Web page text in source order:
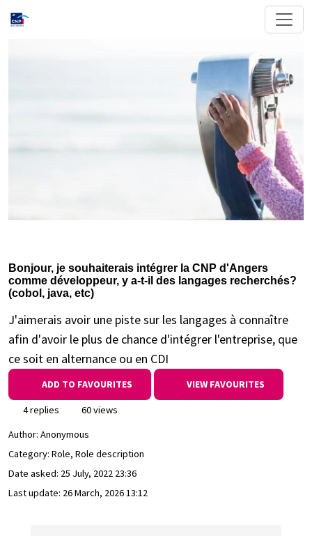
Bonjour, je souhaiterais intégrer la CNP d'Angers
comme développeur, y a-t-il des langages recherchés?
(cobol, java, etc)
J'aimerais avoir une piste sur les langages à connaître
afin d'avoir le plus de chance d'intégrer l'entreprise, que
ce soit en alternance ou en CDI
ADD TO FAVOURITES VIEW FAVOURITES
4 replies
60 views
Author: Anonymous
Category: Role, Role description
Date asked: 25 July, 2022 23:36
Last update: 26 March, 2026 13:12